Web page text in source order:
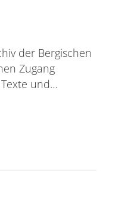
der Bergischen
Zugang
und…
Hülsenbeck"